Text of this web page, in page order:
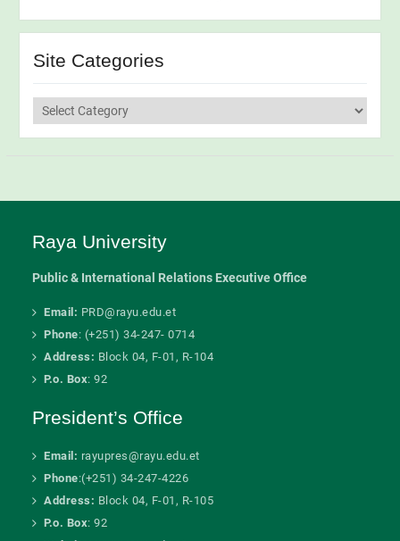
Site Categories
Site
Categories
Raya University
Public & International Relations Executive Office
Email: PRD@rayu.edu.et
Phone: (+251) 34-247- 0714
Address: Block 04, F-01, R-104
P.o. Box: 92
President’s Office
Email: rayupres@rayu.edu.et
Phone:(+251) 34-247-4226
Address: Block 04, F-01, R-105
P.o. Box: 92